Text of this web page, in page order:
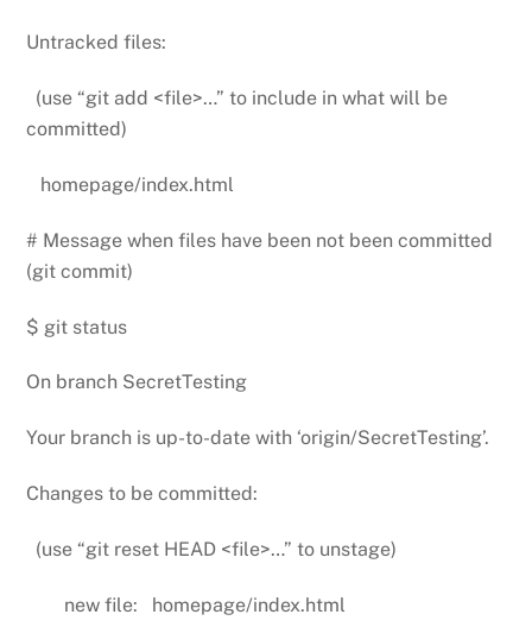
Untracked files:
(use “git add <file>…” to include in what will be
committed)
homepage/index.html
# Message when files have been not been committed
(git commit)
$ git status
On branch SecretTesting
Your branch is up-to-date with ‘origin/SecretTesting’.
Changes to be committed:
(use “git reset HEAD <file>…” to unstage)
new file: homepage/index.html